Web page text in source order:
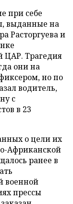
при себе
выданные на
Расторгуева и
ЦАР. Трагедия
они на
но по
водитель,
с
в 23
о цели их
Африканской
ранее в
военной
прессы